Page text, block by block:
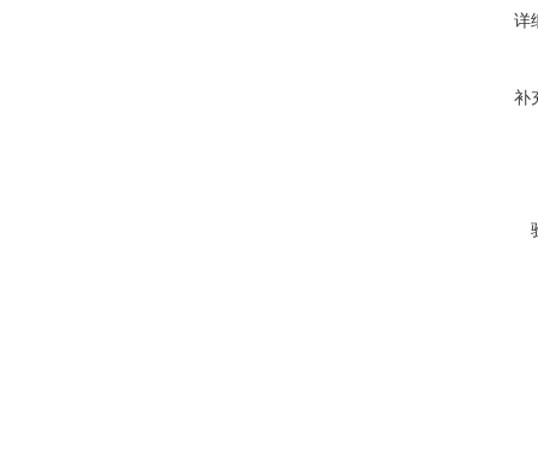
详
补